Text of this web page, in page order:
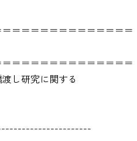
＝＝＝＝＝＝＝＝＝＝＝＝＝
＝＝＝＝＝＝＝＝＝＝＝＝＝
し研究に関する